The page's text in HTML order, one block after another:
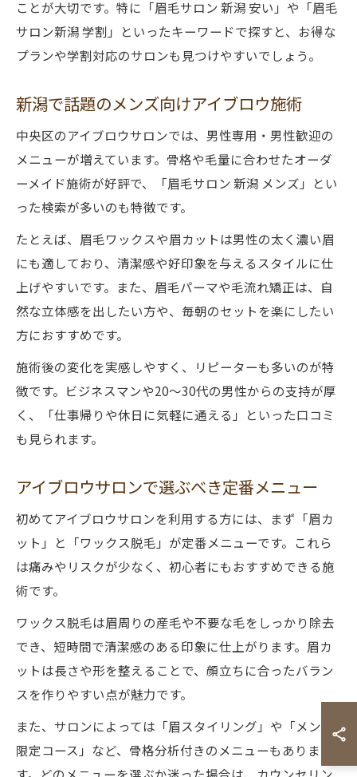
ことが大切です。特に「眉毛サロン 新潟 安い」や「眉毛
サロン新潟 学割」といったキーワードで探すと、お得な
プランや学割対応のサロンも見つけやすいでしょう。
新潟で話題のメンズ向けアイブロウ施術
中央区のアイブロウサロンでは、男性専用・男性歓迎の
メニューが増えています。骨格や毛量に合わせたオーダ
ーメイド施術が好評で、「眉毛サロン 新潟 メンズ」とい
った検索が多いのも特徴です。
たとえば、眉毛ワックスや眉カットは男性の太く濃い眉
にも適しており、清潔感や好印象を与えるスタイルに仕
上げやすいです。また、眉毛パーマや毛流れ矯正は、自
然な立体感を出したい方や、毎朝のセットを楽にしたい
方におすすめです。
施術後の変化を実感しやすく、リピーターも多いのが特
徴です。ビジネスマンや20〜30代の男性からの支持が厚
く、「仕事帰りや休日に気軽に通える」といった口コミ
も見られます。
アイブロウサロンで選ぶべき定番メニュー
初めてアイブロウサロンを利用する方には、まず「眉カ
ット」と「ワックス脱毛」が定番メニューです。これら
は痛みやリスクが少なく、初心者にもおすすめできる施
術です。
ワックス脱毛は眉周りの産毛や不要な毛をしっかり除去
でき、短時間で清潔感のある印象に仕上がります。眉カ
ットは長さや形を整えることで、顔立ちに合ったバラン
スを作りやすい点が魅力です。
また、サロンによっては「眉スタイリング」や「メンズ
限定コース」など、骨格分析付きのメニューもありま